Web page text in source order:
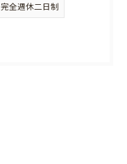
完全週休二日制